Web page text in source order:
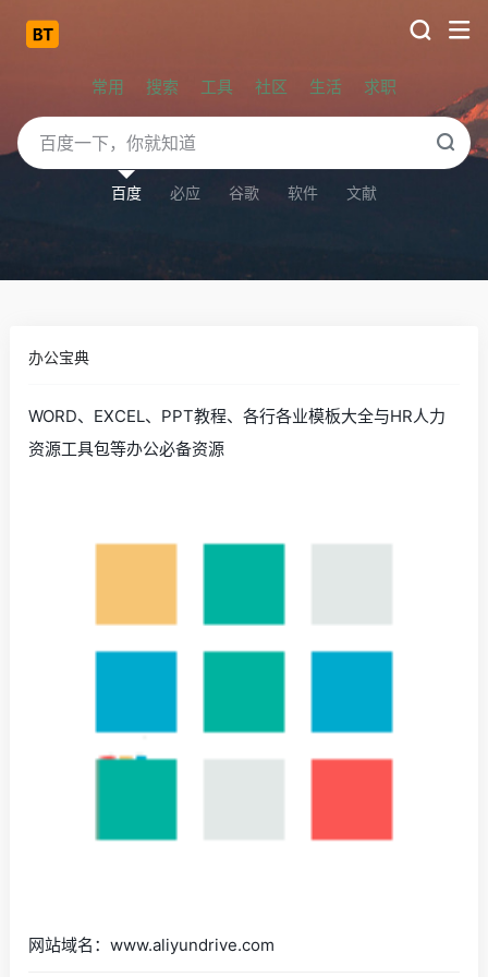
常用 搜索 工具 社区 生活 求职
百度 必应 谷歌 软件 文献
办公宝典
WORD、EXCEL、PPT教程、各行各业模板大全与HR人力
资源工具包等办公必备资源
网站域名：www.aliyundrive.com